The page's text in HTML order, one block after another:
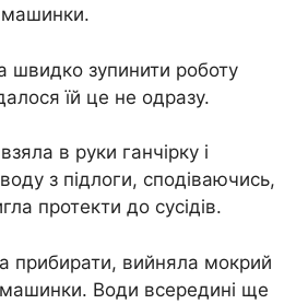
машинки.
швидко зупинити роботу
їй це не одразу.
в руки ганчірку і
з підлоги, сподіваючись,
протекти до сусідів.
прибирати, вийняла мокрий
машинки. Води всередині ще